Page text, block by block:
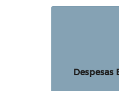
Despesas